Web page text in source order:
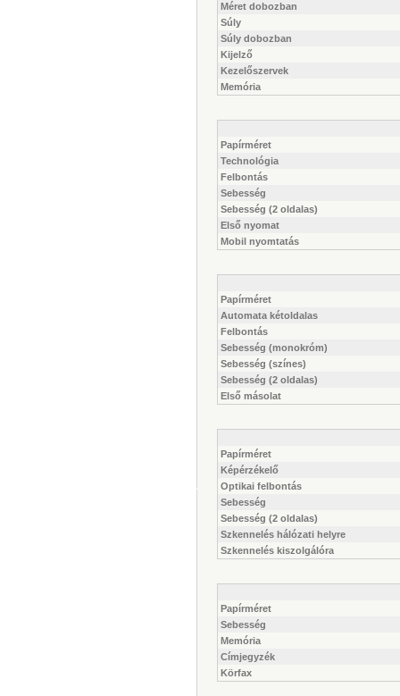
Méret dobozban
Súly
Súly dobozban
Kijelző
Kezelőszervek
Memória
Papírméret
Technológia
Felbontás
Sebesség
Sebesség (2 oldalas)
Első nyomat
Mobil nyomtatás
Papírméret
Automata kétoldalas
Felbontás
Sebesség (monokróm)
Sebesség (színes)
Sebesség (2 oldalas)
Első másolat
Papírméret
Képérzékelő
Optikai felbontás
Sebesség
Sebesség (2 oldalas)
Szkennelés hálózati helyre
Szkennelés kiszolgálóra
Papírméret
Sebesség
Memória
Címjegyzék
Körfax